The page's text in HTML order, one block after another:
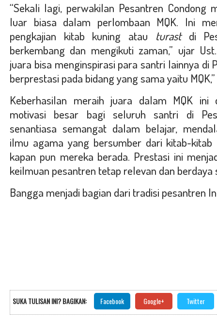
“Sekali lagi, perwakilan Pesantren Condong
luar biasa dalam perlombaan MQK. Ini
pengkajian kitab kuning atau turastdi
berkembang dan mengikuti zaman,” ujar
juara bisa menginspirasi para santri lainnya di
berprestasi pada bidang yang sama yaitu
Keberhasilan meraih juara dalam MQK ini
motivasi besar bagi seluruh santri di
senantiasa semangat dalam belajar,
ilmu agama yang bersumber dari kitab-
kapan pun mereka berada. Prestasi ini
keilmuan pesantren tetap relevan dan berdaya
Bangga menjadi bagian dari tradisi pesantren
SUKA TULISAN INI? BAGIKAN: Facebook Google+ Twitter